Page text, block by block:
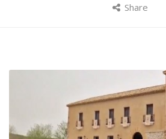
Share